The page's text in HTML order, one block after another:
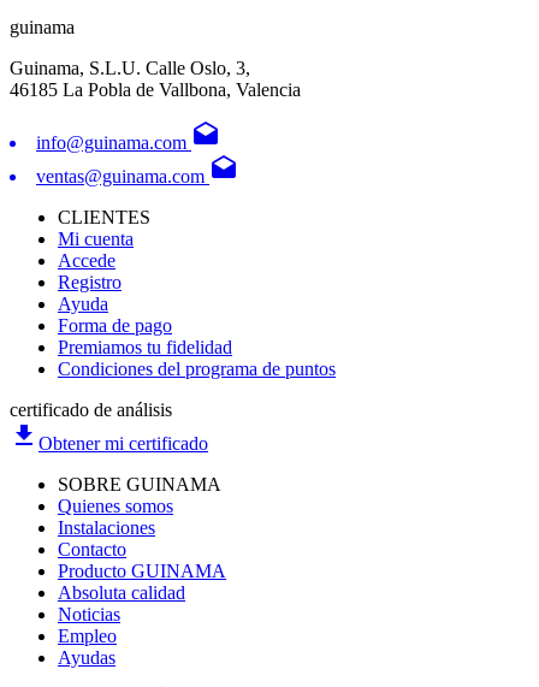
guinama
Guinama, S.L.U. Calle Oslo, 3,
46185 La Pobla de Vallbona, Valencia
info@guinama.com drafts
ventas@guinama.com drafts
CLIENTES
Mi cuenta
Accede
Registro
Ayuda
Forma de pago
Premiamos tu fidelidad
Condiciones del programa de puntos
certificado de análisis
file_download Obtener mi certificado
SOBRE GUINAMA
Quienes somos
Instalaciones
Contacto
Producto GUINAMA
Absoluta calidad
Noticias
Empleo
Ayudas